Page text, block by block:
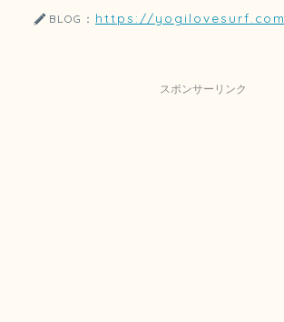
BLOG： https://yogilovesurf.com
スポンサーリンク